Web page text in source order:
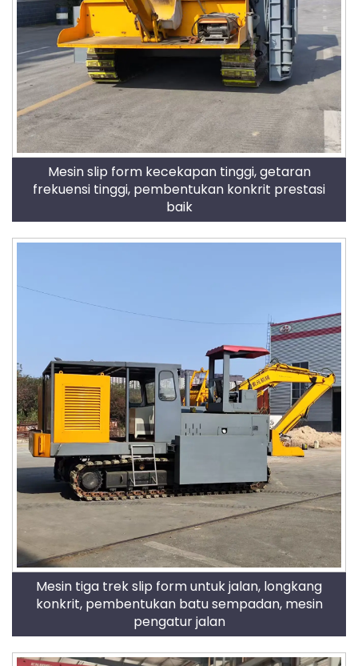
Mesin slip form kecekapan tinggi, getaran
frekuensi tinggi, pembentukan konkrit prestasi
baik
Mesin tiga trek slip form untuk jalan, longkang
konkrit, pembentukan batu sempadan, mesin
pengatur jalan